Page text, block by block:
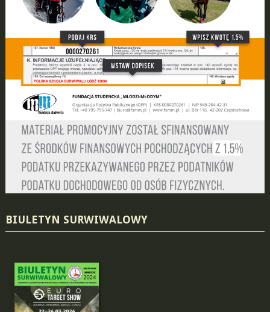
BIULETYN SURWIWALOWY